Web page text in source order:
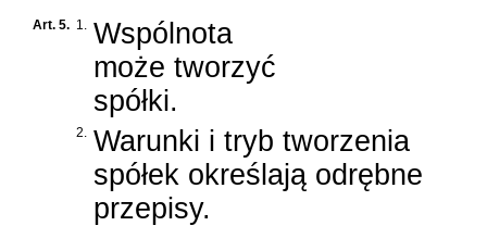
Art. 5. 1.
Wspólnota
może tworzyć
spółki.
2.
Warunki i tryb tworzenia
spółek określają odrębne
przepisy.